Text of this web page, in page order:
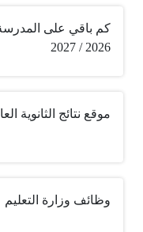
كم باقي على
2026 / 2027
موقع نتائج الثانوية
وظائف وزارة التعليم